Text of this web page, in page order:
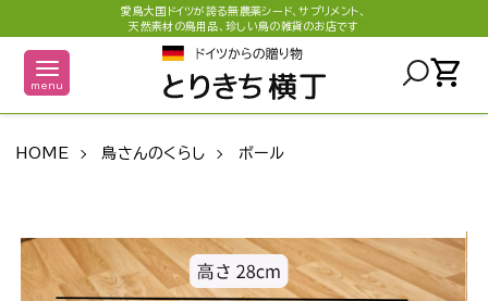
愛鳥大国ドイツが誇る無農薬シード、サプリメント、
天然素材の鳥用品、珍しい鳥の雑貨のお店です
menu shopping_cart
HOME 鳥さんのくらし ボール